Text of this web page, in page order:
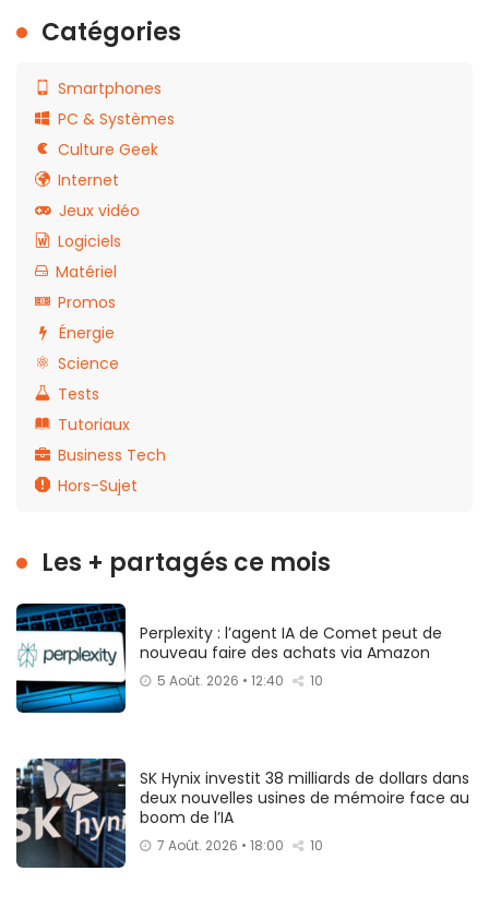
Catégories
Smartphones
PC & Systèmes
Culture Geek
Internet
Jeux vidéo
Logiciels
Matériel
Promos
Énergie
Science
Tests
Tutoriaux
Business Tech
Hors-Sujet
Les + partagés ce mois
Perplexity : l’agent IA de Comet peut de
nouveau faire des achats via Amazon
5 Août. 2026 • 12:40 10
SK Hynix investit 38 milliards de dollars dans
deux nouvelles usines de mémoire face au
boom de l’IA
7 Août. 2026 • 18:00 10